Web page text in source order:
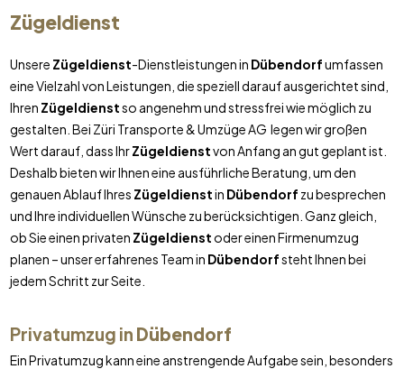
Zügeldienst
Unsere Zügeldienst-Dienstleistungen in Dübendorfumfassen
eine Vielzahl von Leistungen, die speziell darauf ausgerichtet sind,
Ihren Zügeldienstso angenehm und stressfrei wie möglich zu
gestalten. Bei Züri Transporte & Umzüge AG legen wir großen
Wert darauf, dass IhrZügeldienstvon Anfang an gut geplant ist.
Deshalb bieten wir Ihnen eine ausführliche Beratung, um den
genauen Ablauf Ihres Zügeldienstin Dübendorf zu besprechen
und Ihre individuellen Wünsche zu berücksichtigen. Ganz gleich,
ob Sie einen privaten Zügeldienstoder einen Firmenumzug
planen – unser erfahrenes Team in Dübendorfsteht Ihnen bei
jedem Schritt zur Seite.
Privatumzug in Dübendorf
Ein Privatumzug kann eine anstrengende Aufgabe sein, besonders